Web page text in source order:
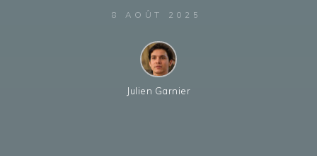
8 AOÛT 2025
Julien Garnier